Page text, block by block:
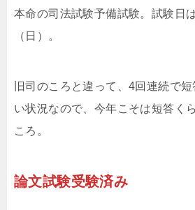
本命の司法試験予備試験。試験日
（日）。
旧司のころと違って、4回連続で
い状況なので、今年こそは短答く
ころ。
論文試験受験済み